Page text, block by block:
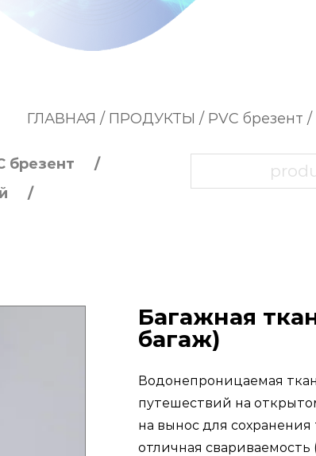
ГЛАВНАЯ / ПРОДУКТЫ / PVC брезент /
брезент
Багажная
багаж)
Водонепроницаемая
путешествий на
на вынос для
отличная свариваемость